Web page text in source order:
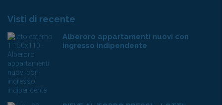
Visti di recente
Alberoro appartamenti nuovi con
ingresso indipendente